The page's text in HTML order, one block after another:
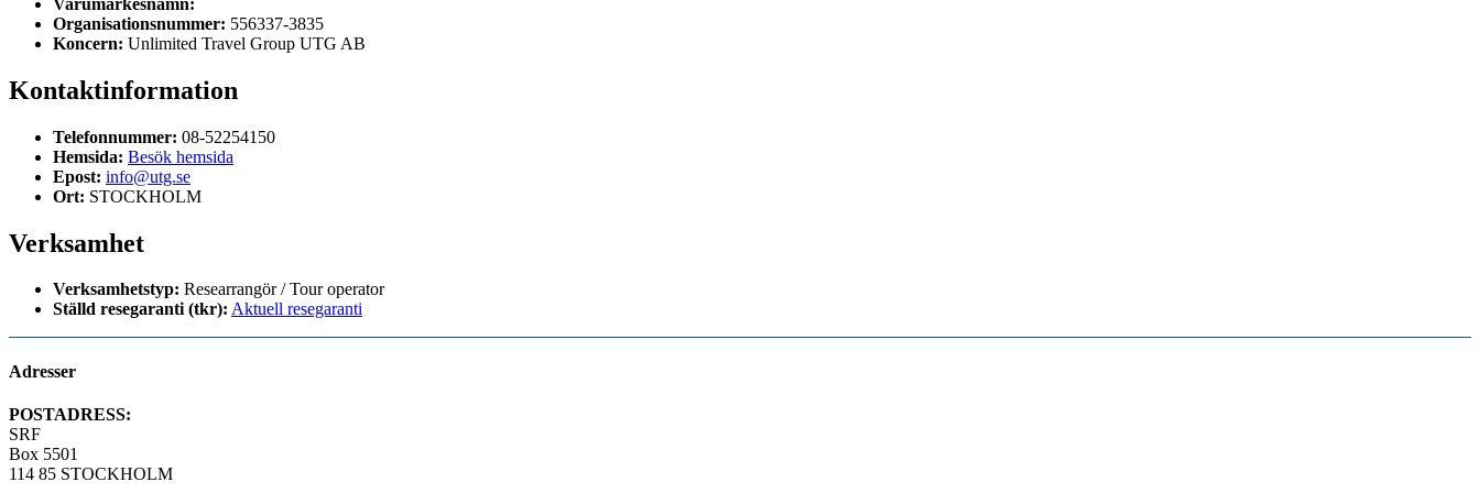
Organisationsnummer: 556337-3835
Koncern: Unlimited Travel Group UTG AB
Kontaktinformation
Telefonnummer: 08-52254150
Hemsida: Besök hemsida
Epost: info@utg.se
Ort: STOCKHOLM
Verksamhet
Verksamhetstyp: Researrangör / Tour operator
Ställd resegaranti (tkr): Aktuell resegaranti
Adresser
POSTADRESS:
SRF
Box 5501
114 85 STOCKHOLM